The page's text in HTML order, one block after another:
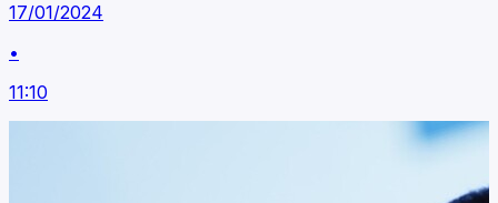
17/01/2024
•
11:10